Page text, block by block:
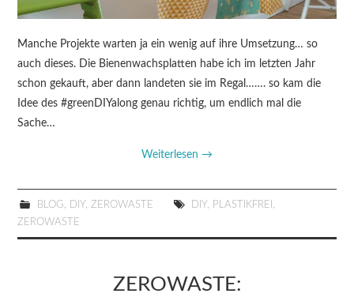
Manche Projekte warten ja ein wenig auf ihre Umsetzung… so
auch dieses. Die Bienenwachsplatten habe ich im letzten Jahr
schon gekauft, aber dann landeten sie im Regal……. so kam die
Idee des #greenDIYalong genau richtig, um endlich mal die
Sache…
Weiterlesen →
BLOG DIY, ZEROWASTE DIY, PLASTIKFREI
ZEROWASTE
ZEROWASTE: